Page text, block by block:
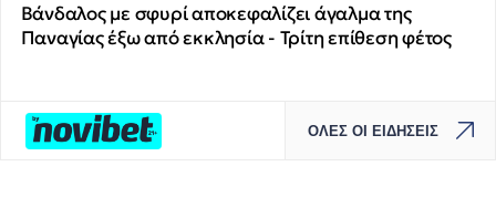
Βάνδαλος με σφυρί αποκεφαλίζει άγαλμα της
Παναγίας έξω από εκκλησία - Τρίτη επίθεση φέτος
ΟΛΕΣ ΟΙ ΕΙΔΗΣΕΙΣ